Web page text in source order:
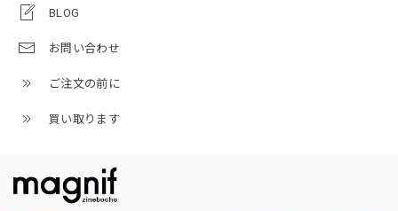
BLOG
お問い合わせ
ご注文の前に
買い取ります